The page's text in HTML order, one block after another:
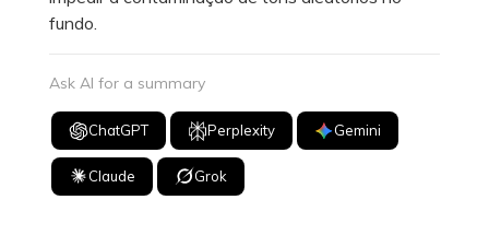
fundo.
Ask AI for a summary
ChatGPT Perplexity Gemini
Claude Grok